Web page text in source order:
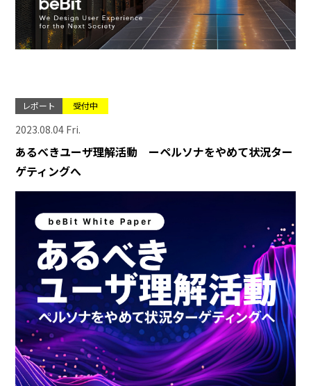
レポート 受付中
2023.08.04 Fri.
あるべきユーザ理解活動 ーペルソナをやめて状況ター
ゲティングへ